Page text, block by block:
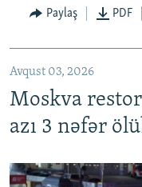
Paylaş PDF
Avqust 03, 2026
Moskva
azı 3 nəfər